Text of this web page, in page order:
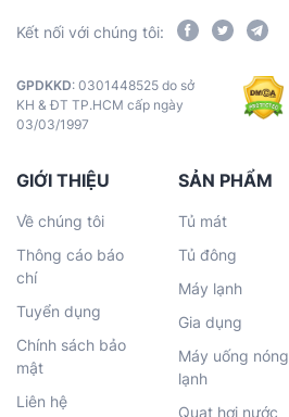
Kết nối với chúng tôi:
GPDKKD: 0301448525 do sở
KH & ĐT TP.HCM cấp ngày
03/03/1997
GIỚI THIỆU
Về chúng tôi
Thông cáo báo
chí
Tuyển dụng
Chính sách bảo
mật
Liên hệ
SẢN PHẨM
Tủ mát
Tủ đông
Máy lạnh
Gia dụng
Máy uống nóng
lạnh
Quạt hơi nước